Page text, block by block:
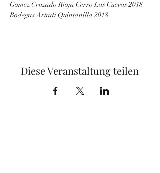
Gomez Cruzado Rioja Cerro Las Cuevas 2018
Bodegas Artadi Quintanilla 2018
Diese Veranstaltung teilen